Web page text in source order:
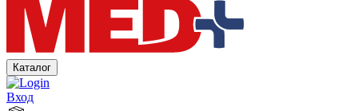
Каталог
Вход